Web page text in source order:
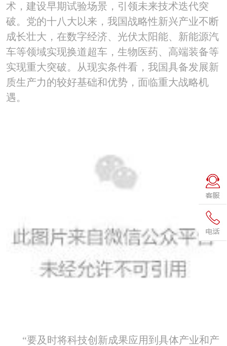
术，建设早期试验场景，引领未来技术迭代突
破。党的十八大以来，我国战略性新兴产业不断
成长壮大，在数字经济、光伏太阳能、新能源汽
车等领域实现换道超车，生物医药、高端装备等
实现重大突破。从现实条件看，我国具备发展新
质生产力的较好基础和优势，面临重大战略机
遇。
“要及时将科技创新成果应用到具体产业和产